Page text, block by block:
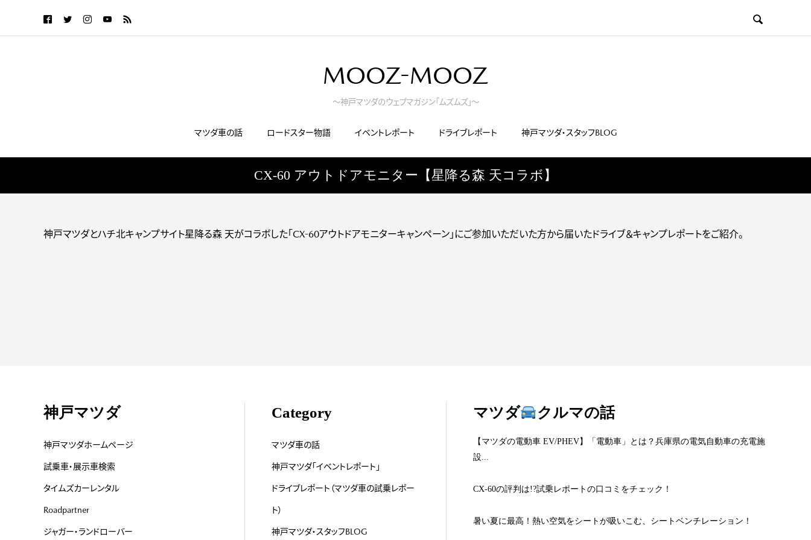

MOOZ-MOOZ
～神戸マツダのウェブマガジン「ムズムズ」～
マツダ車の話 ロードスター物語 イベントレポート ドライブレポート 神戸マツダ・スタッフBLOG
CX-60 アウトドアモニター【星降る森 天コラボ】
神戸マツダとハチ北キャンプサイト星降る森 天がコラボした「CX-60アウトドアモニターキャンペーン」にご参加いただいた方から届いたドライブ＆キャンプレポートをご紹介。
神戸マツダ
神戸マツダホームページ
試乗車・展示車検索
タイムズカーレンタル
Roadpartner
ジャガー・ランドローバー
Category
マツダ車の話
神戸マツダ「イベントレポート」
ドライブレポート（マツダ車の試乗レポー
ト）
神戸マツダ・スタッフBLOG
マツダ クルマの話
【マツダの電動車 EV/PHEV】「電動車」とは？兵庫県の電気自動車の充電施
設...
CX-60の評判は!?試乗レポートの口コミをチェック！
暑い夏に最高！熱い空気をシートが吸いこむ、シートベンチレーション！